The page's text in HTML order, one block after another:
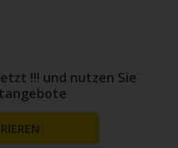
!!! und nutzen Sie